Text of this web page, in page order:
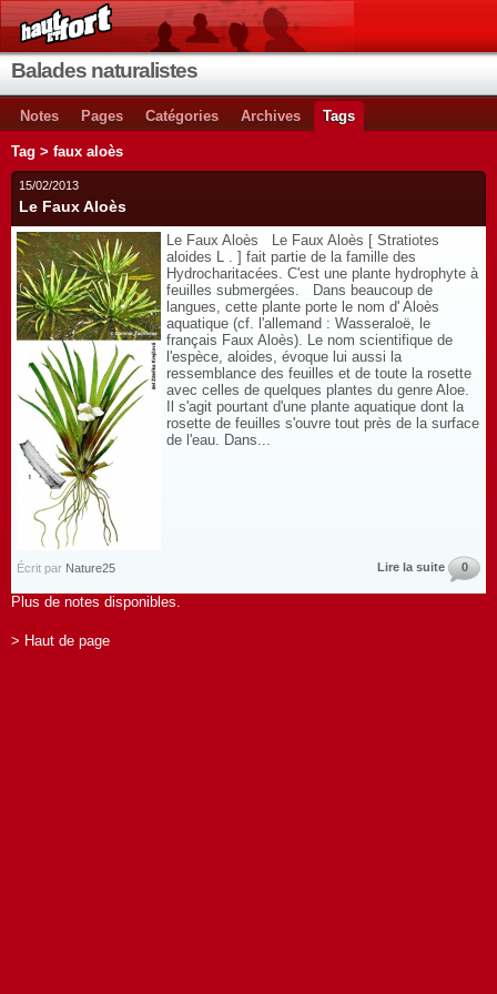
Balades naturalistes
Notes Pages Catégories Archives Tags
Tag > faux aloès
15/02/2013
Le Faux Aloès
Le Faux Aloès Le Faux Aloès [ Stratiotes
aloides L . ] fait partie de la famille des
Hydrocharitacées. C'est une plante hydrophyte à
feuilles submergées. Dans beaucoup de
langues, cette plante porte le nom d' Aloès
aquatique (cf. l'allemand : Wasseraloë, le
français Faux Aloès). Le nom scientifique de
l'espèce, aloides, évoque lui aussi la
ressemblance des feuilles et de toute la rosette
avec celles de quelques plantes du genre Aloe.
Il s'agit pourtant d'une plante aquatique dont la
rosette de feuilles s'ouvre tout près de la surface
de l'eau. Dans...
Écrit par Nature25 Lire la suite 0
Plus de notes disponibles.
> Haut de page